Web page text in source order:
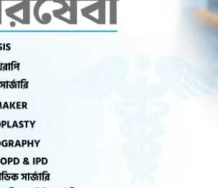
HTML / JS Code